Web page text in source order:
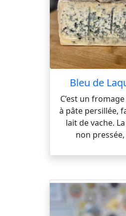
Bleu de
C’est un
à pâte persillée,
lait de vache.
non